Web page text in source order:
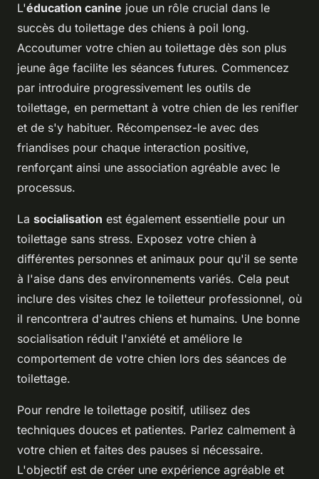
L'éducation canine joue un rôle crucial dans le
succès du toilettage des chiens à poil long.
Accoutumer votre chien au toilettage dès son plus
jeune âge facilite les séances futures. Commencez
par introduire progressivement les outils de
toilettage, en permettant à votre chien de les renifler
et de s'y habituer. Récompensez-le avec des
friandises pour chaque interaction positive,
renforçant ainsi une association agréable avec le
processus.
La socialisation est également essentielle pour un
toilettage sans stress. Exposez votre chien à
différentes personnes et animaux pour qu'il se sente
à l'aise dans des environnements variés. Cela peut
inclure des visites chez le toiletteur professionnel, où
il rencontrera d'autres chiens et humains. Une bonne
socialisation réduit l'anxiété et améliore le
comportement de votre chien lors des séances de
toilettage.
Pour rendre le toilettage positif, utilisez des
techniques douces et patientes. Parlez calmement à
votre chien et faites des pauses si nécessaire.
L'objectif est de créer une expérience agréable et